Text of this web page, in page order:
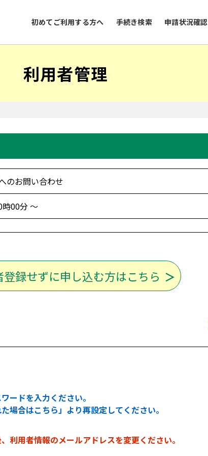
初めてご利用する方へ 手続き検索 申請状況確認
利用者管理
のお問い合わせ
00分 ～
登録せずに申し込む方はこちら
ードを入力ください。
場合はこちら」より再設定してください。
利用者情報のメールアドレスを変更ください。